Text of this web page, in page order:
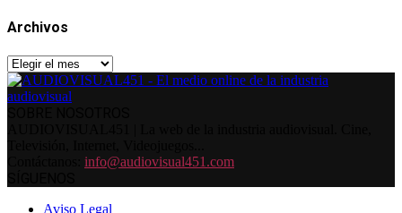
Archivos
Archivos
info@audiovisual451.com
Aviso Legal